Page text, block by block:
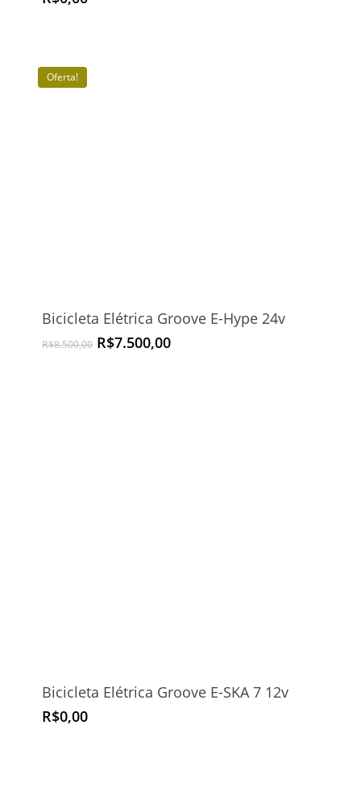
Oferta!
Bicicleta Elétrica Groove E-Hype 24v
R$8.500,00 O
R$7.500,00O
Bicicleta Elétrica Groove E-SKA 7 12v
R$0,00